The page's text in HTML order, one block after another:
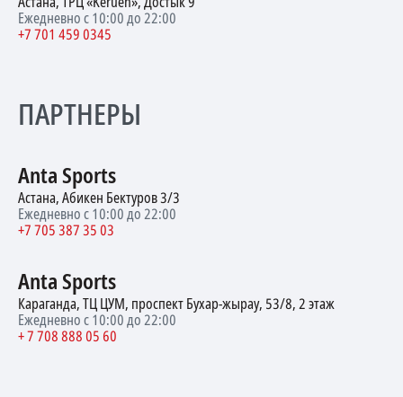
Ежедневно с 10:00 до 22:00
+7 701 459 0345
ПАРТНЕРЫ
Anta Sports
Астана, Абикен Бектуров 3/3
Ежедневно с 10:00 до 22:00
+7 705 387 35 03
Anta Sports
Караганда, ТЦ ЦУМ, проспект Бухар-жырау, 53/8, 2 этаж
Ежедневно с 10:00 до 22:00
+ 7 708 888 05 60